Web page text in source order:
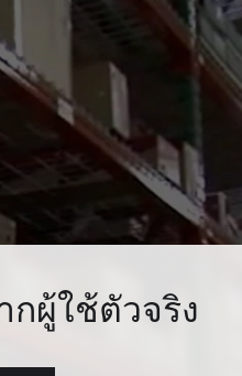
กผู้ใช้ตัวจริง